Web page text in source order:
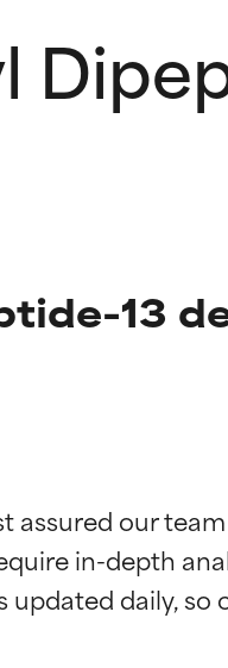
13
assured our
in-depth
ingredienser
ingredienser